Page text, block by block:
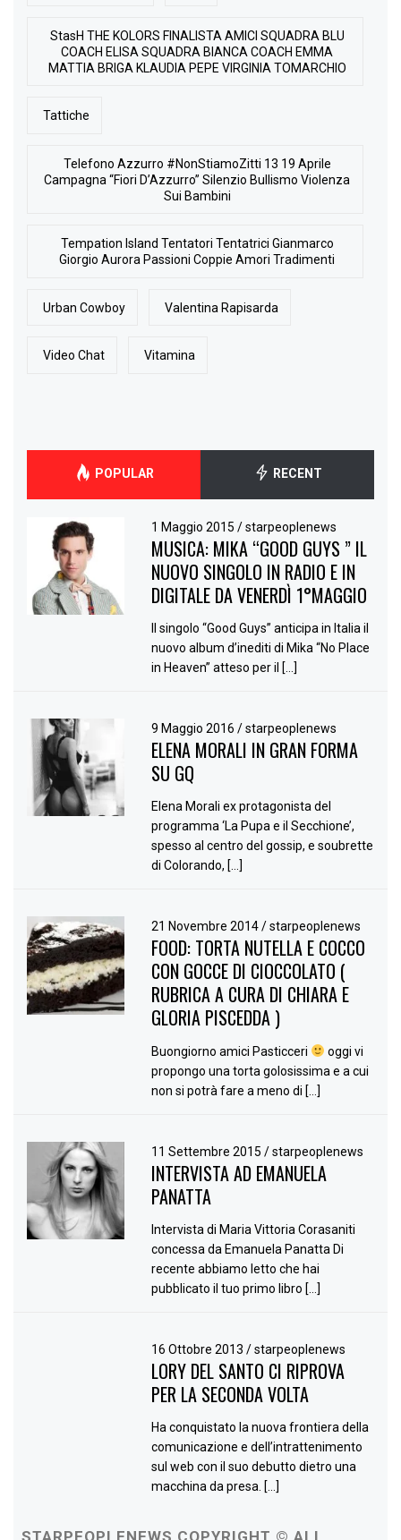
StasH THE KOLORS FINALISTA AMICI SQUADRA BLU
COACH ELISA SQUADRA BIANCA COACH EMMA
MATTIA BRIGA KLAUDIA PEPE VIRGINIA TOMARCHIO
Tattiche
Telefono Azzurro #NonStiamoZitti 13 19 Aprile
Campagna “Fiori D’Azzurro” Silenzio Bullismo Violenza
Sui Bambini
Tempation Island Tentatori Tentatrici Gianmarco
Giorgio Aurora Passioni Coppie Amori Tradimenti
Urban Cowboy Valentina Rapisarda
Video Chat Vitamina
POPULAR RECENT
1 Maggio 2015/ starpeoplenews
MUSICA: MIKA “GOOD GUYS ” IL
NUOVO SINGOLO IN RADIO E IN
DIGITALE DA VENERDÌ 1°MAGGIO
Il singolo “Good Guys” anticipa in Italia il
nuovo album d’inediti di Mika “No Place
in Heaven” atteso per il […]
9 Maggio 2016/ starpeoplenews
ELENA MORALI IN GRAN FORMA
SU GQ
Elena Morali ex protagonista del
programma ‘La Pupa e il Secchione’,
spesso al centro del gossip, e soubrette
di Colorando, […]
21 Novembre 2014/ starpeoplenews
FOOD: TORTA NUTELLA E COCCO
CON GOCCE DI CIOCCOLATO (
RUBRICA A CURA DI CHIARA E
GLORIA PISCEDDA )
Buongiorno amici Pasticceri
oggi vi
propongo una torta golosissima e a cui
non si potrà fare a meno di […]
11 Settembre 2015/ starpeoplenews
INTERVISTA AD EMANUELA
PANATTA
Intervista di Maria Vittoria Corasaniti
concessa da Emanuela Panatta Di
recente abbiamo letto che hai
pubblicato il tuo primo libro […]
16 Ottobre 2013/ starpeoplenews
LORY DEL SANTO CI RIPROVA
PER LA SECONDA VOLTA
Ha conquistato la nuova frontiera della
comunicazione e dell’intrattenimento
sul web con il suo debutto dietro una
macchina da presa. […]